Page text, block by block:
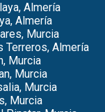
Almería
Almería
Murcia
Terreros, Almería
Murcia
Murcia
Murcia
Murcia